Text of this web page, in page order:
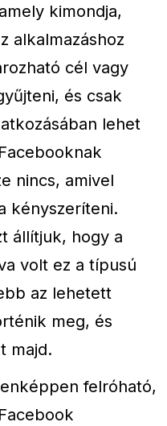
kimondja,
alkalmazáshoz
cél vagy
és csak
lehet
nincs, amivel
kényszeríteni.
állítjuk, hogy a
volt ez a típusú
az lehetett
meg, és
majd.
felróható,